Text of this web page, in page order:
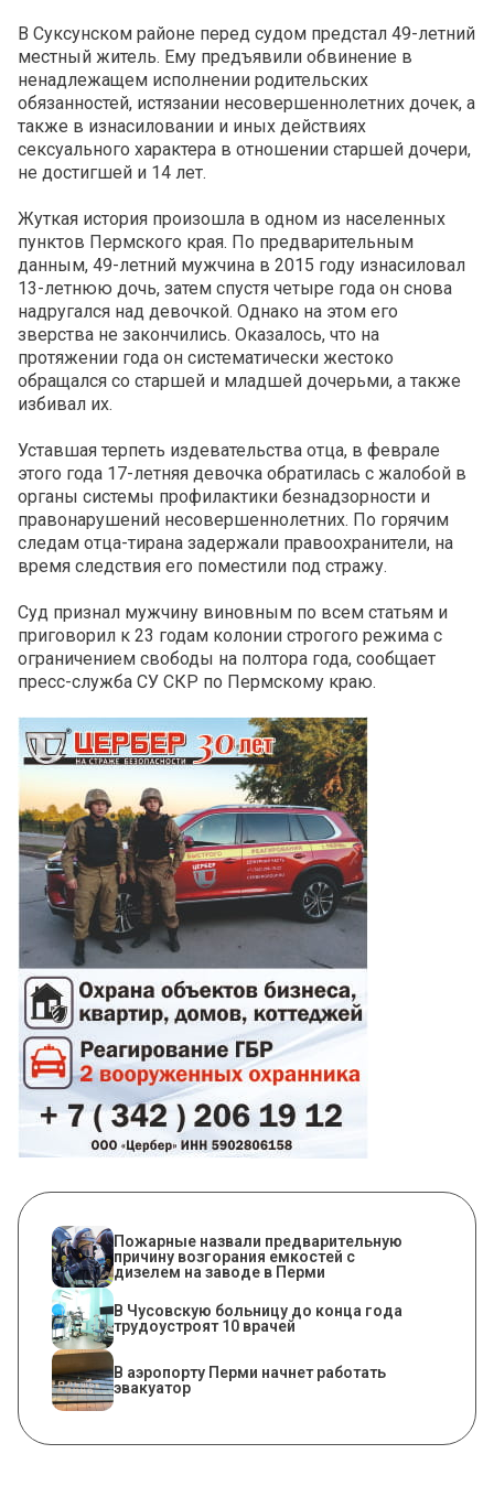
В Суксунском районе перед судом предстал 49-летний
местный житель. Ему предъявили обвинение в
ненадлежащем исполнении родительских
обязанностей, истязании несовершеннолетних дочек, а
также в изнасиловании и иных действиях
сексуального характера в отношении старшей дочери,
не достигшей и 14 лет.
Жуткая история произошла в одном из населенных
пунктов Пермского края. По предварительным
данным, 49-летний мужчина в 2015 году изнасиловал
13-летнюю дочь, затем спустя четыре года он снова
надругался над девочкой. Однако на этом его
зверства не закончились. Оказалось, что на
протяжении года он систематически жестоко
обращался со старшей и младшей дочерьми, а также
избивал их.
Уставшая терпеть издевательства отца, в феврале
этого года 17-летняя девочка обратилась с жалобой в
органы системы профилактики безнадзорности и
правонарушений несовершеннолетних. По горячим
следам отца-тирана задержали правоохранители, на
время следствия его поместили под стражу.
Суд признал мужчину виновным по всем статьям и
приговорил к 23 годам колонии строгого режима с
ограничением свободы на полтора года, сообщает
пресс-служба СУ СКР по Пермскому краю.
Пожарные назвали предварительную
причину возгорания емкостей с
дизелем на заводе в Перми
В Чусовскую больницу до конца года
трудоустроят 10 врачей
В аэропорту Перми начнет работать
эвакуатор